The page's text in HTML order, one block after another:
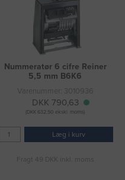
Nummeratør 6 cifre Reiner
5,5 mm B6K6
Varenummer: 3010936
DKK 790,63
(DKK 632,50 ekskl. moms)
Læg i kurv
Fragt 49 DKK inkl. moms